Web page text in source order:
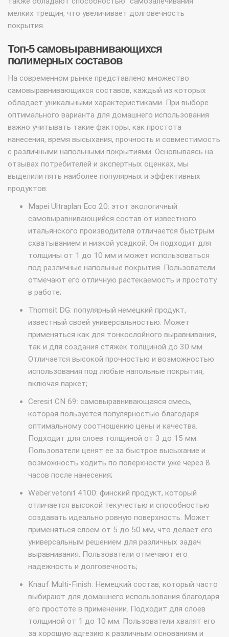
мелких трещин, что увеличивает долговечность
покрытия.
Топ-5 самовыравнивающихся
полимерных составов
На современном рынке представлено множество
самовыравнивающихся составов, каждый из которых
обладает уникальными характеристиками. При выборе
оптимального варианта для домашнего использования
важно учитывать такие факторы, как простота
нанесения, время высыхания, прочность и совместимость
с различными напольными покрытиями. Основываясь на
отзывах потребителей и экспертных оценках, мы
выделили пять наиболее популярных и эффективных
продуктов:
Mapei Ultraplan Eco 20: этот экологичный
самовыравнивающийся состав от известного
итальянского производителя отличается быстрым
схватыванием и низкой усадкой. Он подходит для
толщины от 1 до 10 мм и может использоваться
под различные напольные покрытия. Пользователи
отмечают его отличную растекаемость и простоту
в работе;
Thomsit DG: популярный немецкий продукт,
известный своей универсальностью. Может
применяться как для тонкослойного выравнивания,
так и для создания стяжек толщиной до 30 мм.
Отличается высокой прочностью и возможностью
использования под любые напольные покрытия,
включая паркет;
Ceresit CN 69: самовыравнивающаяся смесь,
которая пользуется популярностью благодаря
оптимальному соотношению цены и качества.
Подходит для слоев толщиной от 3 до 15 мм.
Пользователи ценят ее за быстрое высыхание и
возможность ходить по поверхности уже через 8
часов после нанесения;
Weber.vetonit 4100: финский продукт, который
отличается высокой текучестью и способностью
создавать идеально ровную поверхность. Может
применяться слоем от 5 до 50 мм, что делает его
универсальным решением для различных задач
выравнивания. Пользователи отмечают его
надежность и долговечность;
Knauf Multi-Finish: Немецкий состав, который часто
выбирают для домашнего использования благодаря
его простоте в применении. Подходит для слоев
толщиной от 1 до 10 мм. Пользователи хвалят его
за хорошую адгезию к различным основаниям и